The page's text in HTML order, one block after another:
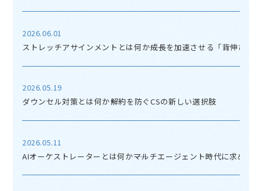
2026.06.01
ストレッチアサインメントとは何か――成長を加速させる「背伸び」
2026.05.19
ダウンセル対策とは何か――解約を防ぐCSの新しい選択肢
2026.05.11
AIオーケストレーターとは何か――マルチエージェント時代に求めら